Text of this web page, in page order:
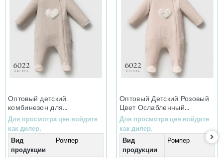
Оптовый детский
комбинезон для
младенцев, цвет беж, Slow
Autumn Winter
Collection (0-6 месяцев)
Для просмотра цен войдите
как дилер.
Вид
продукции
Ромпер
Оптовый Детский Розовый
Цвет Ослабленный
Осенний Зимний
Комбинезон (0-6
Месяцев)
Для просмотра цен войдите
как дилер.
Вид
продукции
Ромпер